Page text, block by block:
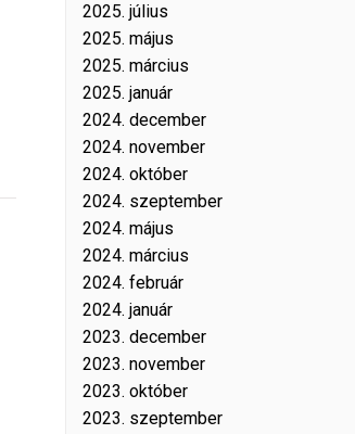
2025. július
2025. május
2025. március
2025. január
2024. december
2024. november
2024. október
2024. szeptember
2024. május
2024. március
2024. február
2024. január
2023. december
2023. november
2023. október
2023. szeptember